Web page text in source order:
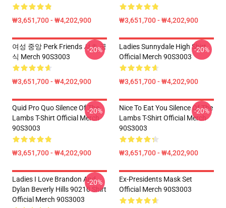
₩3,651,700 - ₩4,202,900 ₩3,651,700 - ₩4,202,900
여성 중앙 Perk Friends 셔츠 공
식 Merch 90S3003
₩3,651,700 - ₩4,202,900
-20%
Ladies Sunnydale High Shirt
Official Merch 90S3003
₩3,651,700 - ₩4,202,900
-20%
Quid Pro Quo Silence Of The
Lambs T-Shirt Official Merch
90S3003
₩3,651,700 - ₩4,202,900
-20%
Nice To Eat You Silence Of The
Lambs T-Shirt Official Merch
90S3003
₩3,651,700 - ₩4,202,900
-20%
Ladies I Love Brandon And
Dylan Beverly Hills 90210 Shirt
Official Merch 90S3003
-20%
Ex-Presidents Mask Set
Official Merch 90S3003